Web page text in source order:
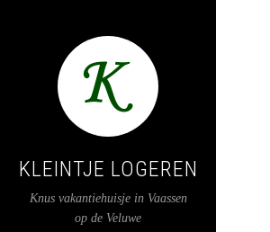
KLEINTJE LOGEREN
Knus vakantiehuisje in Vaassen
op de Veluwe